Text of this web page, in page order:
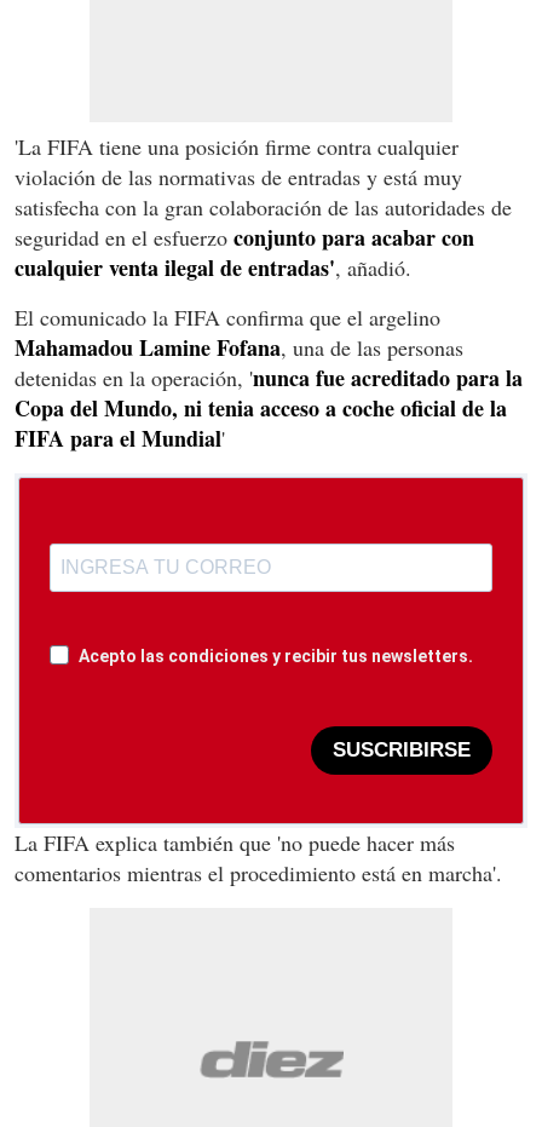
'La FIFA tiene una posición firme contra cualquier
violación de las normativas de entradas y está muy
satisfecha con la gran colaboración de las autoridades de
seguridad en el esfuerzo conjunto para acabar con
cualquier venta ilegal de entradas', añadió.
El comunicado la FIFA confirma que el argelino
Mahamadou Lamine Fofana, una de las personas
detenidas en la operación, 'nunca fue acreditado para la
Copa del Mundo, ni tenia acceso a coche oficial de la
FIFA para el Mundial'
Acepto las condiciones y recibir tus newsletters.
SUSCRIBIRSE
La FIFA explica también que 'no puede hacer más
comentarios mientras el procedimiento está en marcha'.